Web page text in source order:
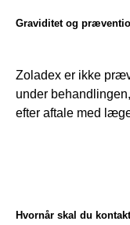
Graviditet og
Zoladex er ikke
under
efter aftale med
Hvornår skal du